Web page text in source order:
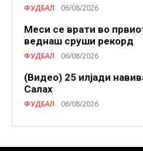
ФУДБАЛ 06/08/2026
Меси се врати во
веднаш сруши рекорд
ФУДБАЛ 06/08/2026
(Видео) 25 илјади
Салах
ФУДБАЛ 06/08/2026